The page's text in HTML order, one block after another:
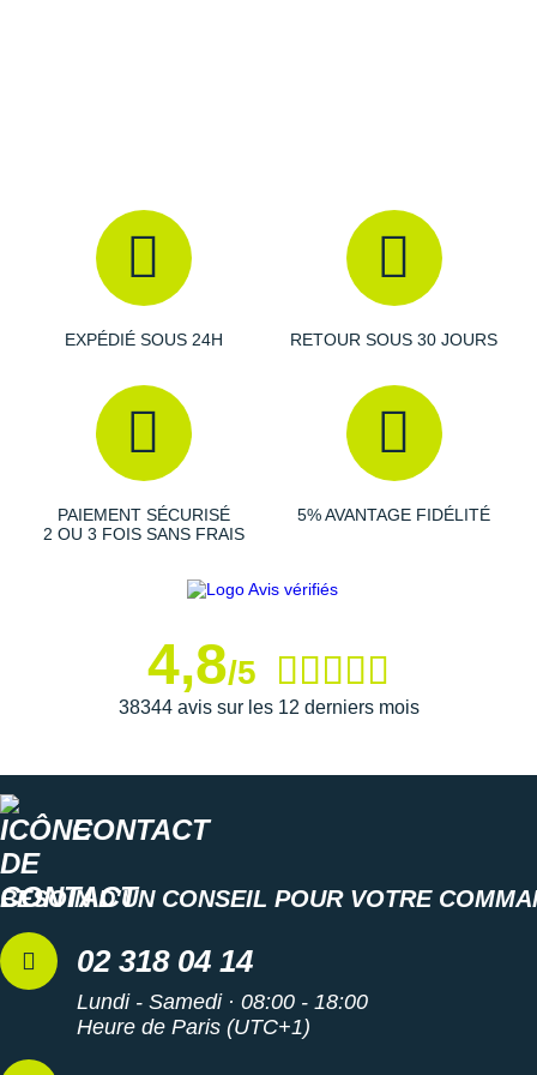
EXPÉDIÉ SOUS 24H RETOUR SOUS 30 JOURS
PAIEMENT SÉCURISÉ
2 OU 3 FOIS SANS FRAIS
5% AVANTAGE FIDÉLITÉ
4,8/5
38344 avis sur les 12 derniers mois
CONTACT
BESOIN D'UN CONSEIL POUR VOTRE
02 318 04 14
Lundi - Samedi · 08:00 - 18:00
Heure de Paris (UTC+1)
Shokz
Suunto
The North Face
X-Bionic
X-Socks
+ Voir toutes les marques